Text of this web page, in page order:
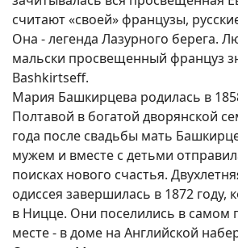
считают «своей» французы,
Она - легенда Лазурного берега.
мальски просвещенный француз
Bashkirtseff.
Мария Башкирцева родилась в
Полтавой в богатой дворянской
года после свадьбы мать
мужем и вместе с детьми
поисках нового счастья.
одиссея завершилась в 1872 году,
в Ницце. Они поселились в самом
месте - в доме на Английской